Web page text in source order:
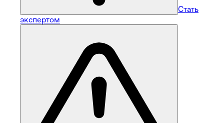
Стать
экспертом